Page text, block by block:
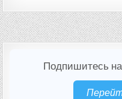
Подпишитесь